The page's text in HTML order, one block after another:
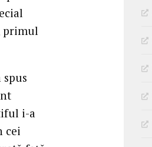
primul
i-a
cei